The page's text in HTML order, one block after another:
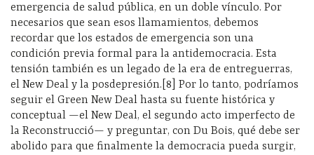
emergencia de salud pública, en un doble vínculo. Por
necesarios que sean esos llamamientos, debemos
recordar que los estados de emergencia son una
condición previa formal para la antidemocracia. Esta
tensión también es un legado de la era de entreguerras,
el New Deal y la posdepresión.[8] Por lo tanto, podríamos
seguir el Green New Deal hasta su fuente histórica y
conceptual —el New Deal, el segundo acto imperfecto de
la Reconstrucció— y preguntar, con Du Bois, qué debe ser
abolido para que finalmente la democracia pueda surgir,